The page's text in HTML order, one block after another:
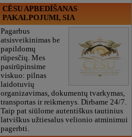
CĒSU APBEDĪŠANAS
PAKALPOJUMI, SIA
Pagarbus
atsisveikinimas be
papildomų
rūpesčių. Mes
pasirūpinsime
viskuo: pilnas
laidotuvių
organizavimas, dokumentų tvarkymas,
transportas ir reikmenys. Dirbame 24/7.
Taip pat siūlome autentiškus tautinius
latviškus užtiesalus velionio atminimui
pagerbti.